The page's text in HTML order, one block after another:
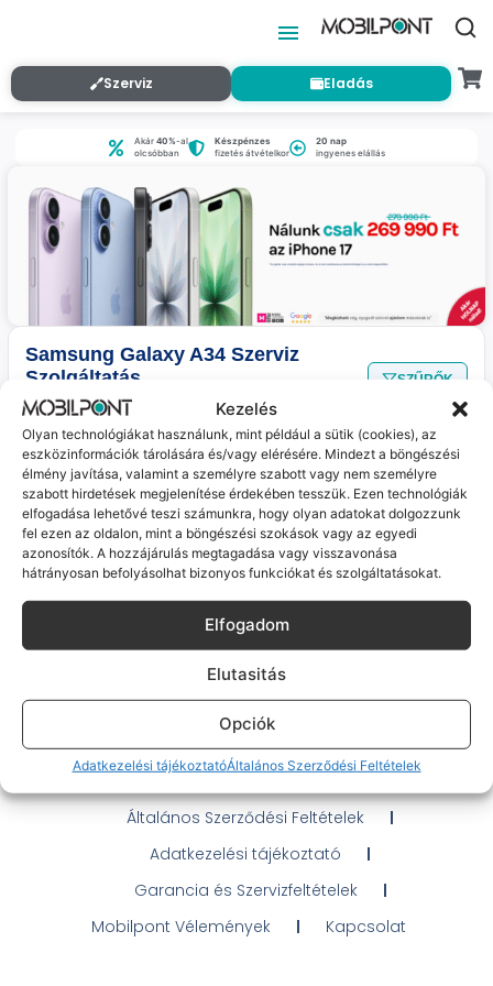
Kezelés
Olyan technológiákat használunk, mint például a sütik (cookies), az
eszközinformációk tárolására és/vagy elérésére. Mindezt a böngészési
élmény javítása, valamint a személyre szabott vagy nem személyre
szabott hirdetések megjelenítése érdekében tesszük. Ezen technológiák
elfogadása lehetővé teszi számunkra, hogy olyan adatokat dolgozzunk
fel ezen az oldalon, mint a böngészési szokások vagy az egyedi
azonosítók. A hozzájárulás megtagadása vagy visszavonása
hátrányosan befolyásolhat bizonyos funkciókat és szolgáltatásokat.
Elfogadom
Elutasitás
Opciók
Adatkezelési tájékoztatóÁltalános Szerződési Feltételek
Szerviz Eladás
Akár40%-al
olcsóbban
Készpénzes
fizetés átvételkor
20 nap
ingyenes elállás
Samsung Galaxy A34 Szerviz
Szolgáltatás
Nincs találata megadott szűrőkkel.
SZŰRŐK
Jelenleg nincs ilyen termékünk :(
Gyakran Ismételt Kérdések
Elérhetőségeink
Probléma jelentés / Elállás
OTP Áruhitel Tájékoztató
Klarna fizetési tájékoztató
Általános Szerződési Feltételek
Adatkezelési tájékoztató
Garancia és Szervizfeltételek
Mobilpont Vélemények
Kapcsolat